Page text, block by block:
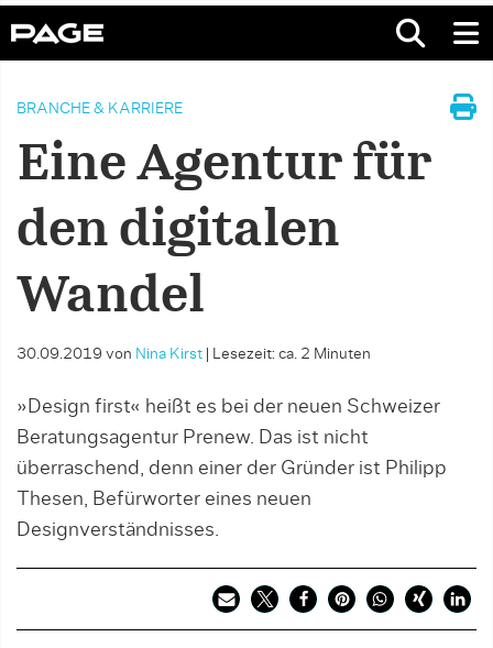
BRANCHE & KARRIERE
Eine Agentur für
den digitalen
Wandel
30.09.2019 von Nina Kirst Lesezeit: ca. 2 Minuten
»Design first« heißt es bei der neuen Schweizer
Beratungsagentur Prenew. Das ist nicht
überraschend, denn einer der Gründer ist Philipp
Thesen, Befürworter eines neuen
Designverständnisses.